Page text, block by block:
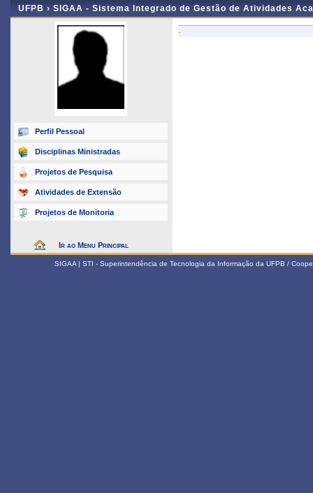
UFPB › SIGAA - Sistema Integrado de Gestão de Atividades
Perfil Pessoal
Disciplinas Ministradas
Projetos de Pesquisa
Atividades de Extensão
Projetos de Monitoria
Ir ao Menu Principal
-
SIGAA | STI - Superintendência de Tecnologia da Informação da UFPB /